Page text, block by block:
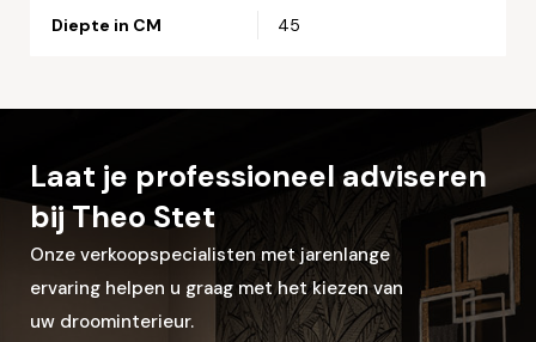
Woonplaats*
Let op: zorg dat alle velden met een * zijn ingevuld.
Diepte in CM 45
Laat je professioneel adviseren
bij Theo Stet
Onze verkoopspecialisten met jarenlange
ervaring helpen u graag met het kiezen van
uw droominterieur.